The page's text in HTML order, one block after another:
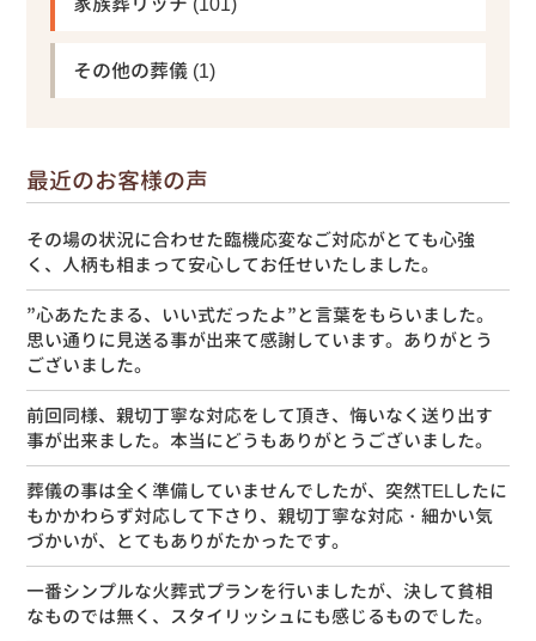
その他の葬儀 (1)
最近のお客様の声
その場の状況に合わせた臨機応変なご対応がとても心強
く、人柄も相まって安心してお任せいたしました。
”心あたたまる、いい式だったよ”と言葉をもらいました。
思い通りに見送る事が出来て感謝しています。ありがとう
ございました。
前回同様、親切丁寧な対応をして頂き、悔いなく送り出す
事が出来ました。本当にどうもありがとうございました。
葬儀の事は全く準備していませんでしたが、突然TELしたに
もかかわらず対応して下さり、親切丁寧な対応・細かい気
づかいが、とてもありがたかったです。
一番シンプルな火葬式プランを行いましたが、決して貧相
なものでは無く、スタイリッシュにも感じるものでした。